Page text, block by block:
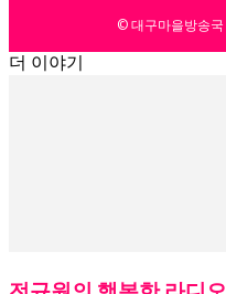
© 대구마을방송
더 이야기